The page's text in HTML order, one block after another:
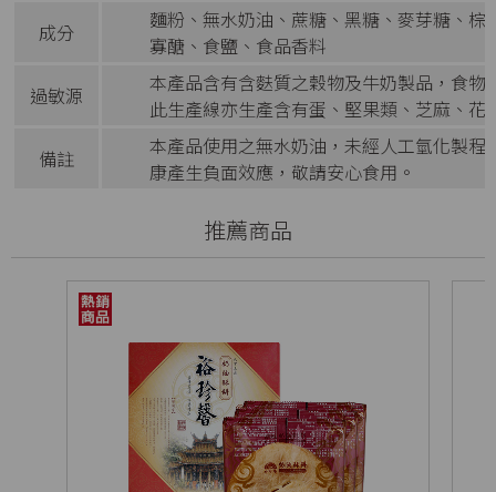
成分
麵粉、無水奶油、蔗糖、黑糖、麥芽糖、
寡醣、食鹽、食品香料
過敏源
本產品含有含麩質之穀物及牛奶製品，食物
此生產線亦生產含有蛋、堅果類、芝麻、花
備註
本產品使用之無水奶油，未經人工氫化製
康產生負面效應，敬請安心食用。
推薦商品